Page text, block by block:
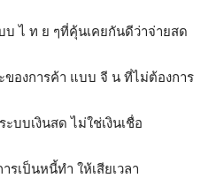
บ ไ ท ย ๆที่คุ้นเคยกันดีว่าจ่ายสด
องการค้า แบบ จี น ที่ไม่ต้องการ
บบเงินสด ไม่ใช่เงินเชื่อ
รเป็นหนี้ทำ ให้เสียเวลา